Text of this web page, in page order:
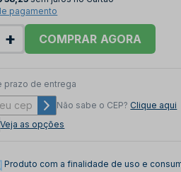
pagamento
+ COMPRAR
prazo de entrega
Não sabe o CEP? Clique aqui
Veja as opções
Produto com a finalidade de uso e